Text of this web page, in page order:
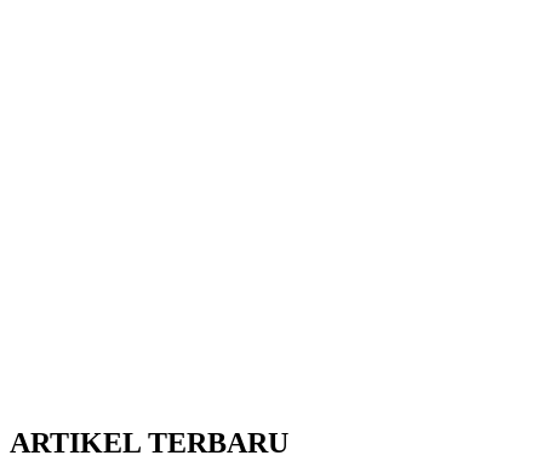
ARTIKEL TERBARU